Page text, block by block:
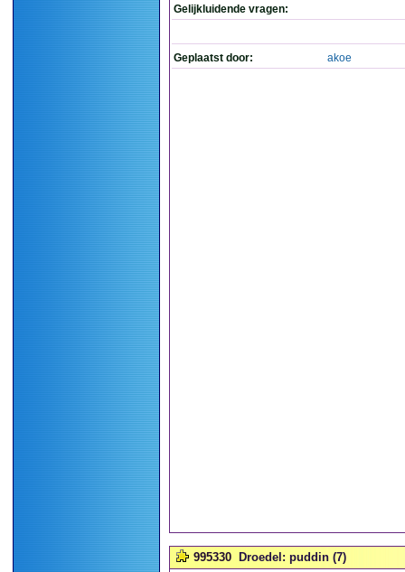
Gelijkluidende vragen:
Geplaatst door: akoe
995330 Droedel: puddin (7)